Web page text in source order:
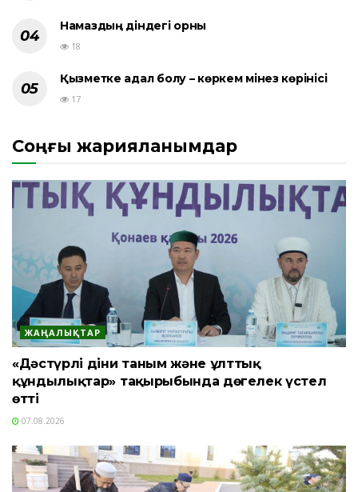
Намаздың діндегі орны
18
Қызметке адал болу – көркем мінез көрінісі
17
Соңғы жарияланымдар
ЖАҢАЛЫҚТАР
«Дәстүрлі діни таным және ұлттық
құндылықтар» тақырыбында дөңгелек үстел
өтті
07.08.2026